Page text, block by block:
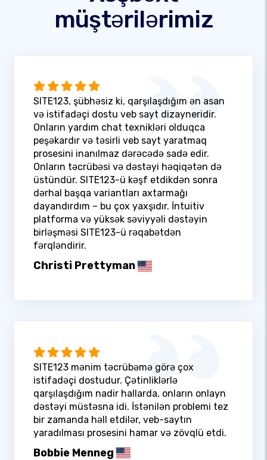
müştərilərimiz
SITE123, şübhəsiz ki, qarşılaşdığım ən asan
və istifadəçi dostu veb sayt dizayneridir.
Onların yardım chat texnikləri olduqca
peşəkardır və təsirli veb sayt yaratmaq
prosesini inanılmaz dərəcədə sadə edir.
Onların təcrübəsi və dəstəyi həqiqətən də
üstündür. SITE123-ü kəşf etdikdən sonra
dərhal başqa variantları axtarmağı
dayandırdım – bu çox yaxşıdır. İntuitiv
platforma və yüksək səviyyəli dəstəyin
birləşməsi SITE123-ü rəqabətdən
fərqləndirir.
Christi Prettyman
SITE123 mənim təcrübəmə görə çox
istifadəçi dostudur. Çətinliklərlə
qarşılaşdığım nadir hallarda, onların onlayn
dəstəyi müstəsna idi. İstənilən problemi tez
bir zamanda həll etdilər, veb-saytın
yaradılması prosesini hamar və zövqlü etdi.
Bobbie Menneg